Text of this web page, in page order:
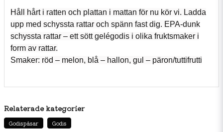
Håll hårt i ratten och plattan i mattan för nu kör vi. Ladda
upp med schyssta rattar och spänn fast dig. EPA-dunk
schyssta rattar – ett sött gelégodis i olika fruktsmaker i
form av rattar.
Smaker: röd – melon, blå – hallon, gul – päron/tuttifrutti
Relaterade kategorier
Godispåsar Godis